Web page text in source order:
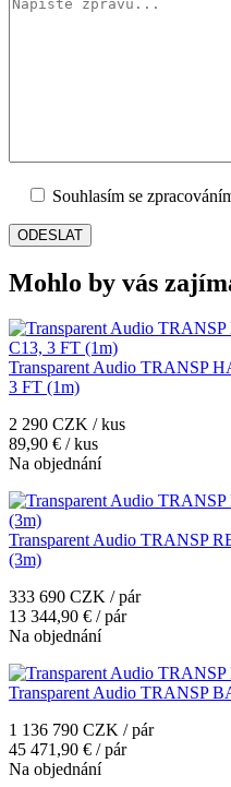
Souhlasím se
Mohlo by vás
Transparent Audio TRANSP
3 FT (1m)
2 290 CZK / kus
89,90 € / kus
Na objednání
Transparent Audio TRANSP
(3m)
333 690 CZK / pár
13 344,90 € / pár
Na objednání
Transparent Audio TRANSP
1 136 790 CZK / pár
45 471,90 € / pár
Na objednání